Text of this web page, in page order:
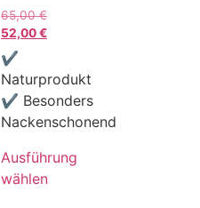
65,00€
52,00€
✔
Naturprodukt
✔ Besonders
Nackenschonend
Ausführung
wählen